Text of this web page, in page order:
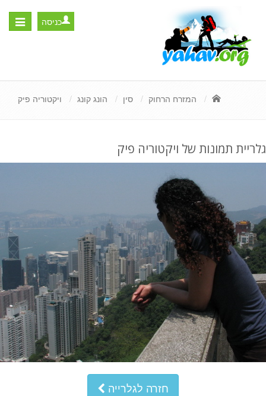
Toggle
כניסה
המזרח הרחוק סין הונג קונג ויקטוריה פיק
גלריית תמונות של ויקטוריה פיק
חזרה לגלרייה